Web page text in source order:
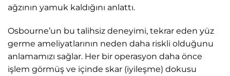
ağzının yamuk kaldığını anlattı.
Osbourne’un bu talihsiz deneyimi, tekrar eden yüz
germe ameliyatlarının neden daha riskli olduğunu
anlamamızı sağlar. Her bir operasyon daha önce
işlem görmüş ve içinde skar (iyileşme) dokusu